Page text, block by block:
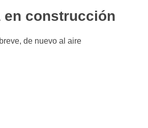
en construcción
de nuevo al aire